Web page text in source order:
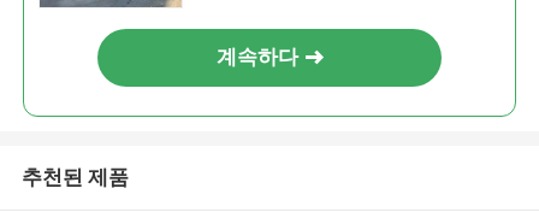
계속하다
추천된 제품